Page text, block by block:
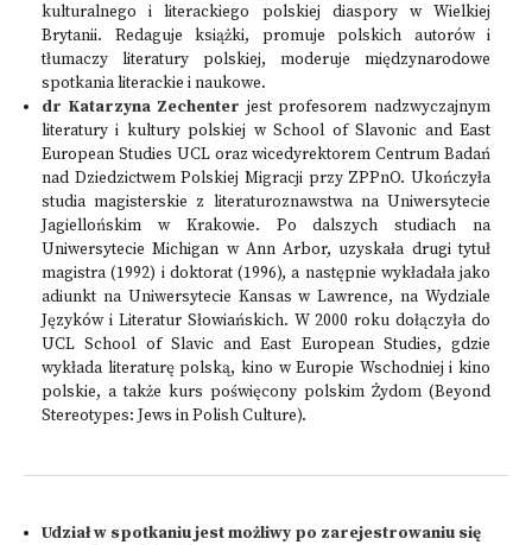
kulturalnego i literackiego polskiej diaspory w Wielkiej
Brytanii. Redaguje książki, promuje polskich autorów i
tłumaczy literatury polskiej, moderuje międzynarodowe
spotkania literackie i naukowe.
dr Katarzyna Zechenter jest profesorem nadzwyczajnym
literatury i kultury polskiej w School of Slavonic and East
European Studies UCL oraz wicedyrektorem Centrum Badań
nad Dziedzictwem Polskiej Migracji przy ZPPnO. Ukończyła
studia magisterskie z literaturoznawstwa na Uniwersytecie
Jagiellońskim w Krakowie. Po dalszych studiach na
Uniwersytecie Michigan w Ann Arbor, uzyskała drugi tytuł
magistra (1992) i doktorat (1996), a następnie wykładała jako
adiunkt na Uniwersytecie Kansas w Lawrence, na Wydziale
Języków i Literatur Słowiańskich. W 2000 roku dołączyła do
UCL School of Slavic and East European Studies, gdzie
wykłada literaturę polską, kino w Europie Wschodniej i kino
polskie, a także kurs poświęcony polskim Żydom (Beyond
Stereotypes: Jews in Polish Culture).
Udział w spotkaniu jest możliwy po zarejestrowaniu się